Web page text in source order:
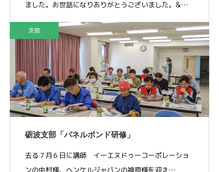
ました。お世話になりありがとうございました。&…
支部
砺波支部「パネルボンド研修」
去る７月６日に講師 イーエヌドゥーコーポレーショ
ンの中村様、ヘンケルジャパンの神原様を迎え…